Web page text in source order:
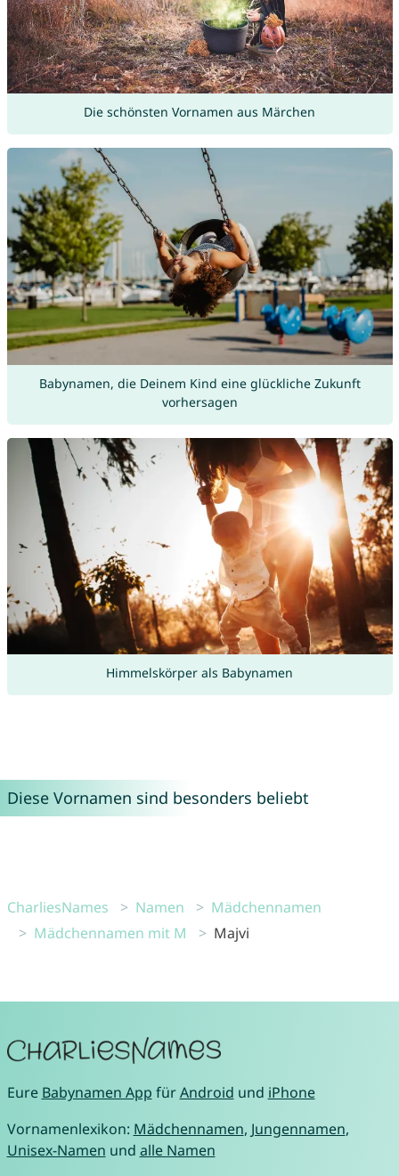
Die schönsten Vornamen aus Märchen
Babynamen, die Deinem Kind eine glückliche Zukunft
vorhersagen
Himmelskörper als Babynamen
Diese Vornamen sind besonders beliebt
CharliesNames Namen
Mädchennamen
Mädchennamen mit M
Majvi
Eure Babynamen App fürAndroid und iPhone
Vornamenlexikon: Mädchennamen, Jungennamen,
Unisex-Namen und alle Namen